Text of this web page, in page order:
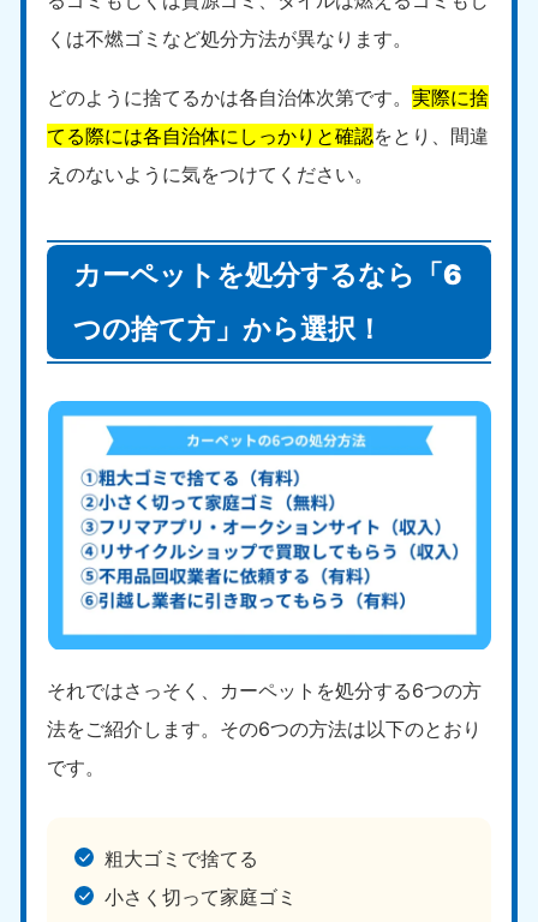
くは不燃ゴミなど処分方法が異なります。
どのように捨てるかは各自治体次第です。実際に捨
てる際には各自治体にしっかりと確認をとり、間違
えのないように気をつけてください。
カーペットを処分するなら「6
つの捨て方」から選択！
それではさっそく、カーペットを処分する6つの方
法をご紹介します。その6つの方法は以下のとおり
です。
粗大ゴミで捨てる
小さく切って家庭ゴミ
福島県
9:00〜19:00 年中無休
関東
東京都
9:00〜19:00 年中無休
神奈川県
9:00〜19:00 年中無休
千葉県
050-1881-5268
9:00〜19:00 年中無休
埼玉県
050-1881-5266
9:00〜19:00 年中無休
栃木県
050-1881-5270
9:00〜19:00 年中無休
茨城県
050-1881-5269
9:00〜19:00 年中無休
群馬県
050-1881-5267
9:00〜19:00 年中無休
中部
愛知県
050-1881-5255
9:00〜19:00 年中無休
岐阜県
050-1881-5259
9:00〜19:00 年中無休
050-1881-5256
福井県
050-1881-5258 050-1881-5261